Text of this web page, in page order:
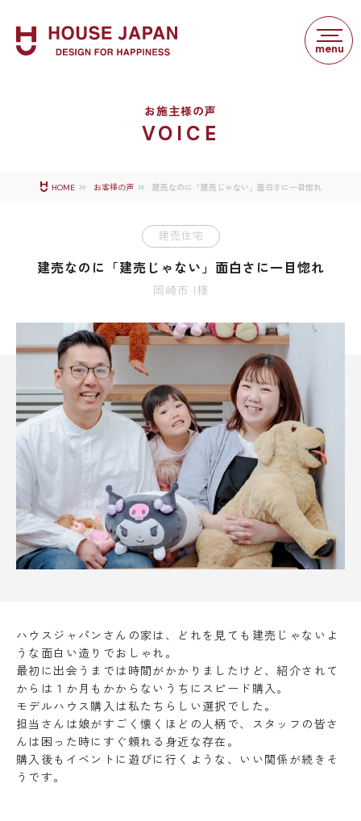
お施主様の声
VOICE
HOME お客様の声 建売なのに「建売じゃない」面白さに一目惚れ
建売住宅
建売なのに「建売じゃない」面白さに一目惚れ
岡崎市 I様
ハウスジャパンさんの家は、どれを見ても建売じゃないよ
うな面白い造りでおしゃれ。
最初に出会うまでは時間がかかりましたけど、紹介されて
からは１か月もかからないうちにスピード購入。
モデルハウス購入は私たちらしい選択でした。
担当さんは娘がすごく懐くほどの人柄で、スタッフの皆さ
んは困った時にすぐ頼れる身近な存在。
購入後もイベントに遊びに行くような、いい関係が続きそ
うです。